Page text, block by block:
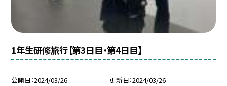
1年生研修旅行【第3日目・第4日目】
公開日 2024/03/26 更新日 2024/03/26